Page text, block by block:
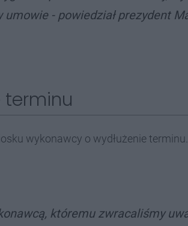
- powiedział prezydent
terminu
wykonawcy o wydłużenie terminu.
któremu zwracaliśmy